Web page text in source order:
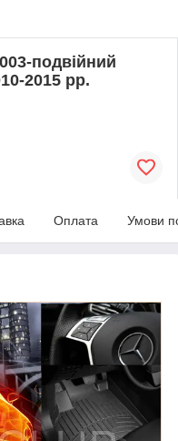
подвійний
2015 рр.
Оплата Умови